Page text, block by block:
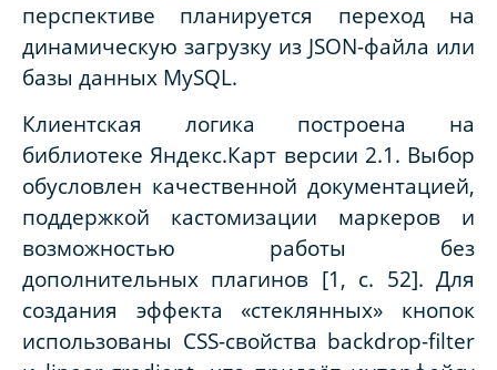
перспективе планируется переход на
динамическую загрузку из JSON-файла или
базы данных MySQL.
Клиентская логика построена на
библиотеке Яндекс.Карт версии 2.1. Выбор
обусловлен качественной документацией,
поддержкой кастомизации маркеров и
возможностью работы без
дополнительных плагинов [1, с. 52]. Для
создания эффекта «стеклянных» кнопок
использованы CSS-свойства backdrop-filter